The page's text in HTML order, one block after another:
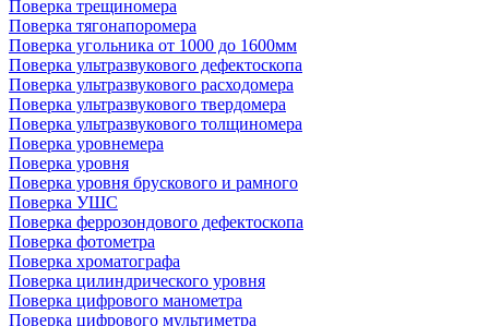
Поверка трещиномера
Поверка тягонапоромера
Поверка угольника от 1000 до 1600мм
Поверка ультразвукового дефектоскопа
Поверка ультразвукового расходомера
Поверка ультразвукового твердомера
Поверка ультразвукового толщиномера
Поверка уровнемера
Поверка уровня
Поверка уровня брускового и рамного
Поверка УШС
Поверка феррозондового дефектоскопа
Поверка фотометра
Поверка хроматографа
Поверка цилиндрического уровня
Поверка цифрового манометра
Поверка цифрового мультиметра